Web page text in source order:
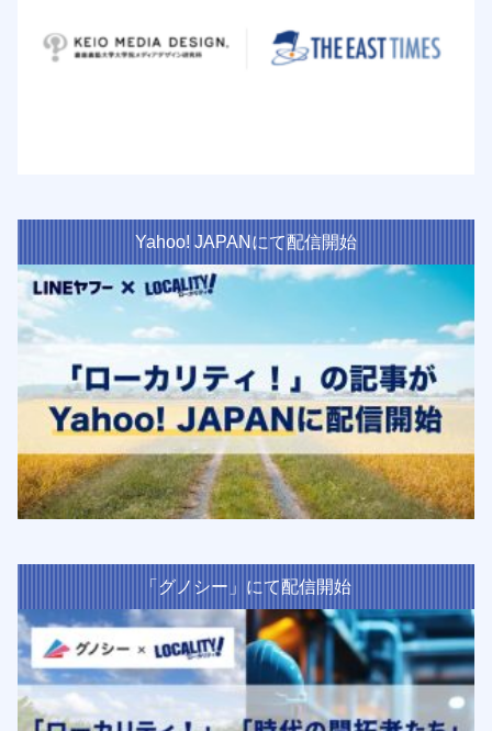
Yahoo! JAPANにて配信開始
「グノシー」にて配信開始